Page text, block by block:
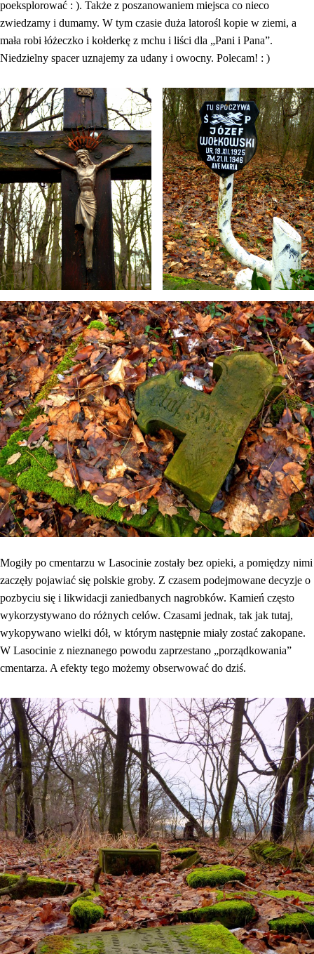
poeksplorować : ). Także z poszanowaniem miejsca co nieco
zwiedzamy i dumamy. W tym czasie duża latorośl kopie w ziemi, a
mała robi łóżeczko i kołderkę z mchu i liści dla „Pani i Pana”.
Niedzielny spacer uznajemy za udany i owocny. Polecam! : )
Mogiły po cmentarzu w Lasocinie zostały bez opieki, a pomiędzy nimi
zaczęły pojawiać się polskie groby. Z czasem podejmowane decyzje o
pozbyciu się i likwidacji zaniedbanych nagrobków. Kamień często
wykorzystywano do różnych celów. Czasami jednak, tak jak tutaj,
wykopywano wielki dół, w którym następnie miały zostać zakopane.
W Lasocinie z nieznanego powodu zaprzestano „porządkowania”
cmentarza. A efekty tego możemy obserwować do dziś.